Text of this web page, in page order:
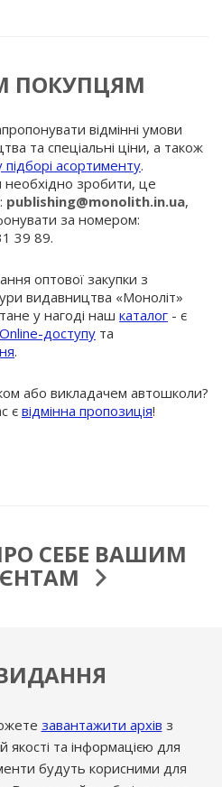
ПОКУПЦЯМ
відмінні умови
та спеціальні ціни, а також
підборі асортименту.
зробити, це
publishing@monolith.in.ua,
за номером:
39 89.
оптової закупки з
видавництва «Моноліт»
у нагоді наш каталог - є
Online-доступу та
.
або викладачем автошколи?
є відмінна пропозиція!
СЕБЕ ВАШИМ
завантажити архів з
якості та інформацією для
будуть корисними для